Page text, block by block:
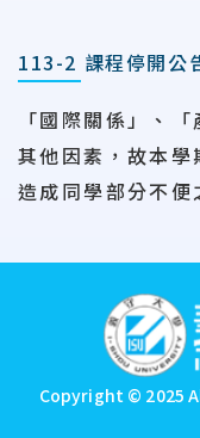
113-2 課程停開公
「國際關係」、
其他因素，故本學
造成同學部分不便
Copyright © 2025